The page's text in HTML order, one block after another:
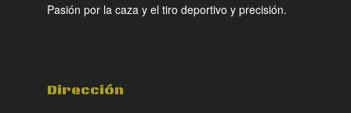
Pasión por la caza y el tiro deportivo y precisión.
Dirección